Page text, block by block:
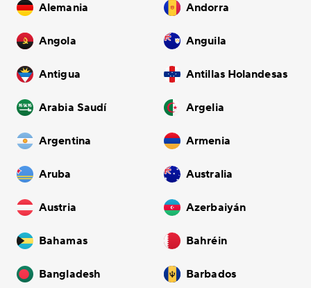
Alemania Andorra
Angola Anguila
Antigua Antillas Holandesas
Arabia Saudí Argelia
Argentina Armenia
Aruba Australia
Austria Azerbaiyán
Bahamas Bahréin
Bangladesh Barbados